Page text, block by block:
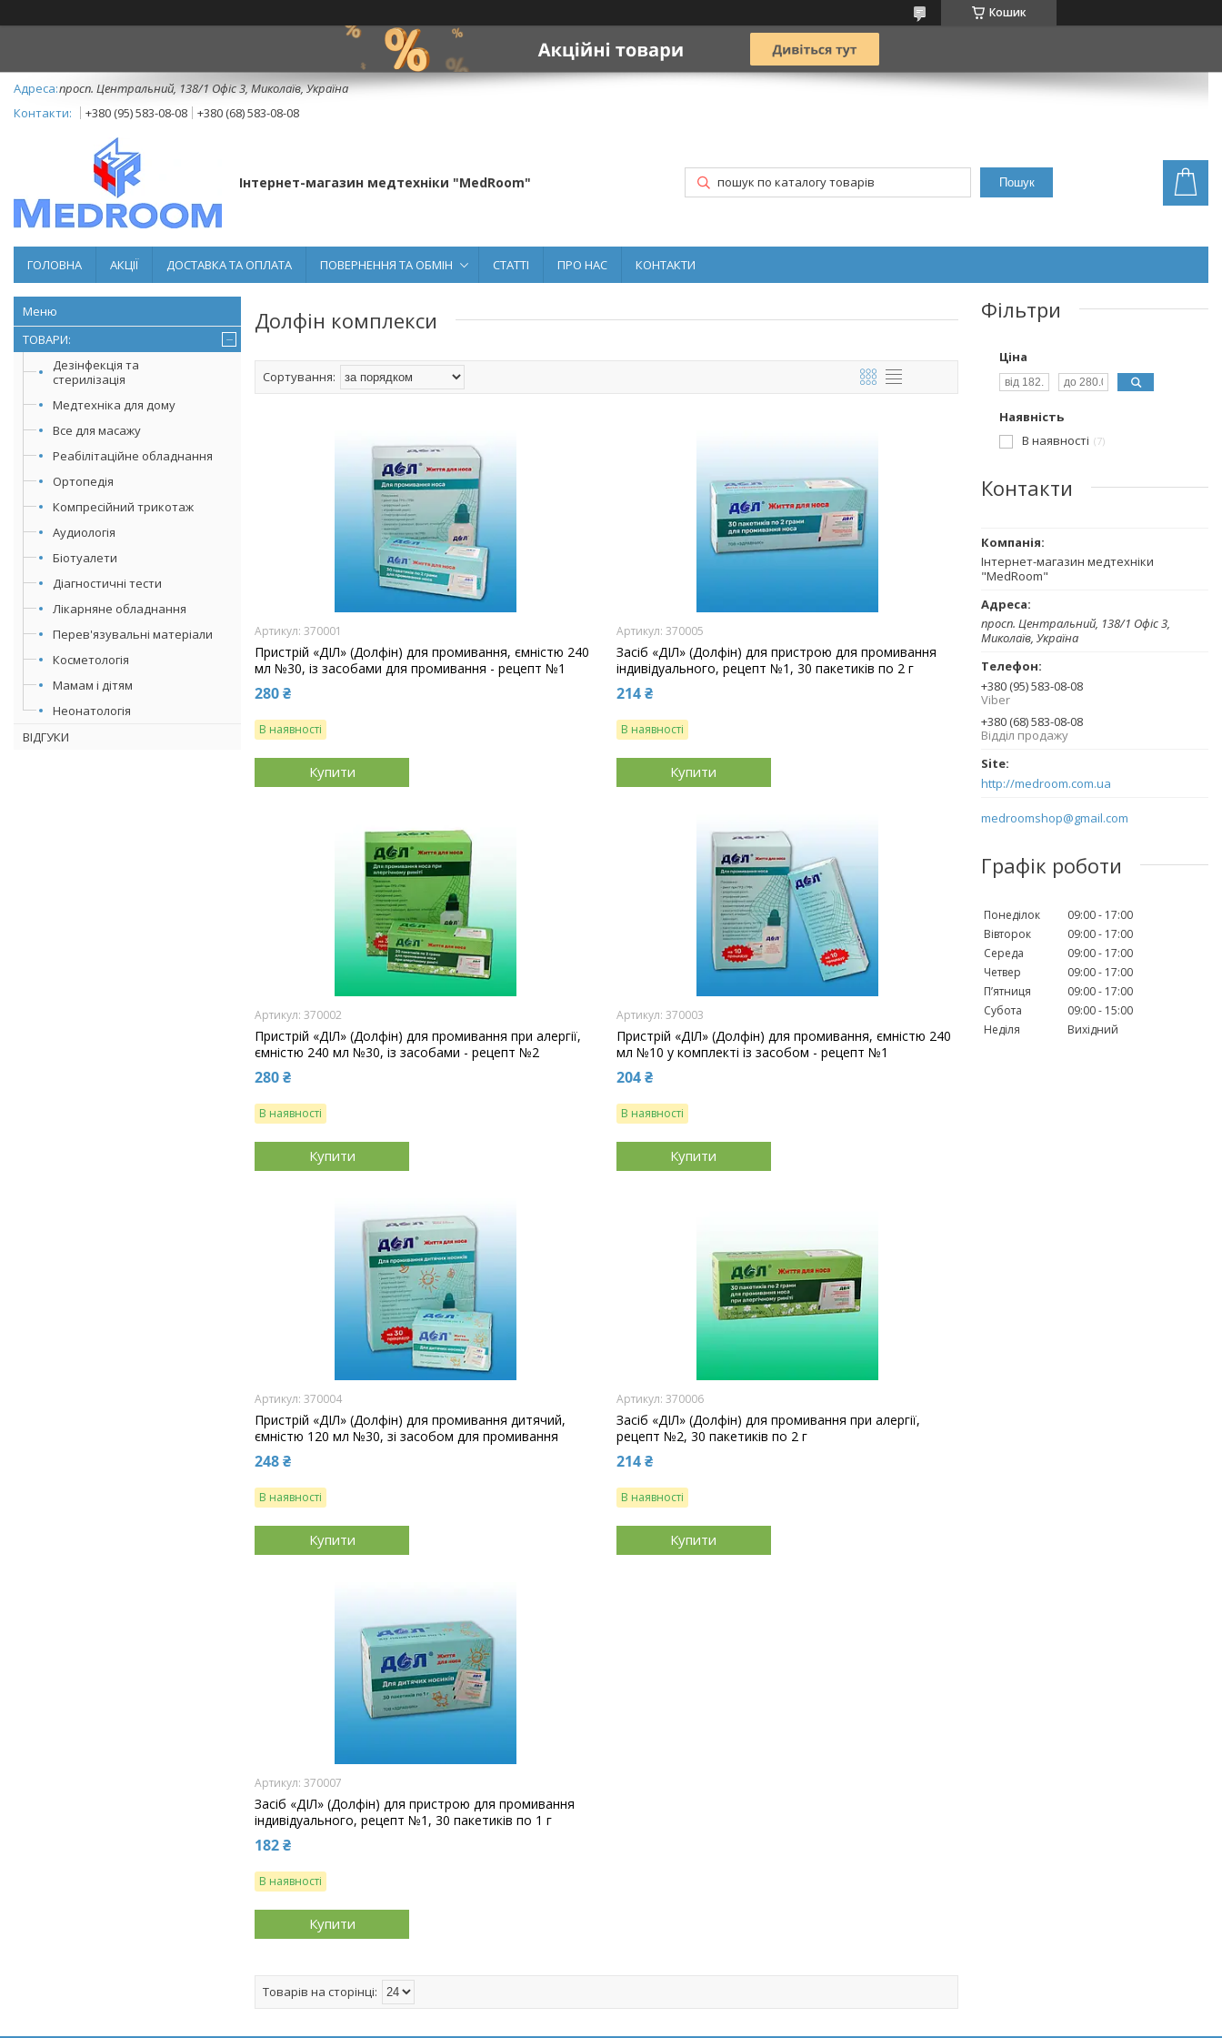
Кошик
просп. Центральний, 138/1 Офіс 3, Миколаїв, Україна
+380 (95) 583-08-08
+380 (68) 583-08-08
Інтернет-магазин медтехніки "MedRoom" Пошук
ГОЛОВНА АКЦІЇ ДОСТАВКА ТА ОПЛАТА ПОВЕРНЕННЯ ТА ОБМІН СТАТТІ ПРО НАС КОНТАКТИ
ТОВАРИ:
Дезінфекція та
стерилізація
Медтехніка для дому
Все для масажу
Реабілітаційне обладнання
Ортопедія
Компресійний трикотаж
Аудиологія
Біотуалети
Діагностичні тести
Лікарняне обладнання
Перев'язувальні матеріали
Косметологія
Мамам і дітям
Неонатологія
ВІДГУКИ
Долфін комплекси
370001
Пристрій «ДІЛ» (Долфін) для промивання, ємністю 240
мл №30, із засобами для промивання - рецепт №1
280 ₴
В наявності
Купити
370005
Засіб «ДІЛ» (Долфін) для пристрою для промивання
індивідуального, рецепт №1, 30 пакетиків по 2 г
214 ₴
В наявності
Купити
370002
Пристрій «ДІЛ» (Долфін) для промивання при алергії,
ємністю 240 мл №30, із засобами - рецепт №2
280 ₴
В наявності
Купити
370003
Пристрій «ДІЛ» (Долфін) для промивання, ємністю 240
мл №10 у комплекті із засобом - рецепт №1
204 ₴
В наявності
Купити
370004
Пристрій «ДІЛ» (Долфін) для промивання дитячий,
ємністю 120 мл №30, зі засобом для промивання
248 ₴
В наявності
Купити
370006
Засіб «ДІЛ» (Долфін) для промивання при алергії,
рецепт №2, 30 пакетиків по 2 г
214 ₴
В наявності
Купити
370007
Засіб «ДІЛ» (Долфін) для пристрою для промивання
індивідуального, рецепт №1, 30 пакетиків по 1 г
182 ₴
В наявності
Купити
Фільтри
Ціна
Наявність
В наявності
7
Контакти
Інтернет-магазин медтехніки
"MedRoom"
просп. Центральний, 138/1 Офіс 3,
Миколаїв, Україна
+380 (95) 583-08-08
Viber
+380 (68) 583-08-08
Відділ продажу
http://medroom.com.ua
medroomshop@gmail.com
Графік роботи
Понеділок 09:00
17:00
Вівторок
09:00
17:00
Середа
09:00
17:00
Четвер
09:00
17:00
Пʼятниця
09:00
17:00
Субота
09:00
15:00
Неділя
Вихідний